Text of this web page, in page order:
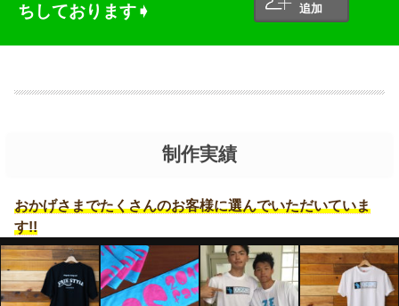
ちしております➧
追加
制作実績
おかげさまでたくさんのお客様に選んでいただいていま
す!!